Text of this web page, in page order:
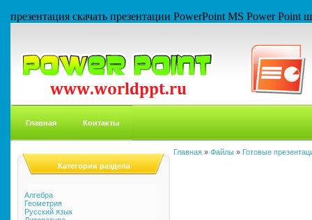
презентация скачать презентации PowerPoint MS Power
Главная Контакты
Категории раздела
Алгебра
Геометрия
Русский язык
Главная » Файлы » Готовые